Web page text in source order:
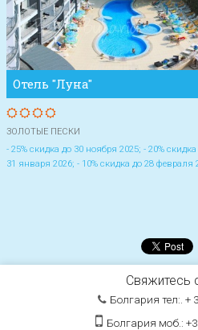
Отель "Луна"
ЗОЛОТЫЕ ПЕСКИ
- 25% скидка до 30 ноября 2025; - 20%
31 января 2026; - 10% скидка до 28 февраля
Свяжитесь
Болгария тел:. +
Болгария моб.: